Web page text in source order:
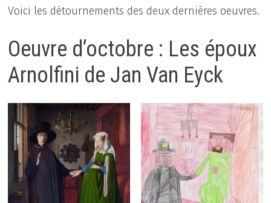
Voici les détournements des deux dernières oeuvres.
Oeuvre d’octobre : Les époux
Arnolfini de Jan Van Eyck